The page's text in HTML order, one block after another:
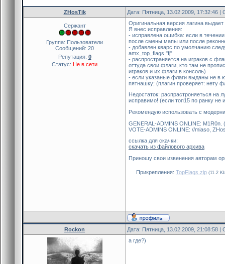
ZHosTik Дата: Пятница, 13.02.2009, 17:32:46
Сержант
Группа: Пользователи
Сообщений: 20
Репутация: 0
Статус: Не в сети
Оригинальная версия лагина
Я внес исправления:
- исправлена ошибка: если в
после смены мапы или после
- добавлен кварс по умолчанию
amx_top_flags "fj"
- распространяется на играков с
оттуда свои флаги, кто там не
играков и их флаги в консоль)
- если указаные флаги выданы не в
пятнашку; (плагин проверяет: нету
Недостаток: распрастроняеться на
исправимо! (если топ15 по ранку не
Рекомендую использовать с
GENERAL-ADMINS ONLINE:
VOTE-ADMINS ONLINE: //miaso,
ссылка для скачки:
скачать из файлового архива
Приношу свои извенения авторам
Прикрепления: TopFlags.zip (11.2
Rockon Дата: Пятница, 13.02.2009, 21:08:58
а где?)